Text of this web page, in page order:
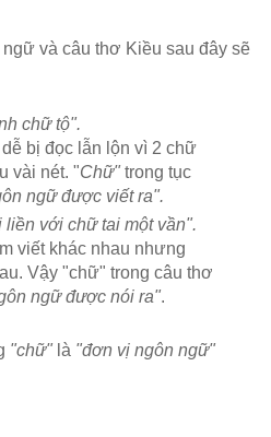
và câu thơ Kiều sau đây sẽ
chữ tộ".
bị đọc lẫn lộn vì 2 chữ
vài nét. "Chữ"trong tục
ngữ được viết ra".
liền với chữ tai một vần".
viết khác nhau nhưng
Vậy "chữ" trong câu thơ
ngữ được nói ra".
"chữ" là "đơn vị ngôn ngữ"